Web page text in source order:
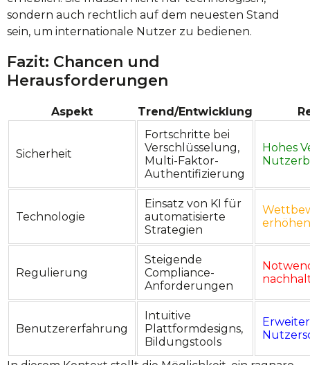
sondern auch rechtlich auf dem neuesten Stand
sein, um internationale Nutzer zu bedienen.
Fazit: Chancen und
Herausforderungen
Aspekt Trend/Entwicklung
Sicherheit
Fortschritte bei
Verschlüsselung,
Multi-Faktor-
Authentifizierung
Hohes
Technologie
Einsatz von KI für
automatisierte
Strategien
erhöhen
Regulierung
Steigende
Compliance-
Anforderungen
Benutzererfahrung
Intuitive
Plattformdesigns,
Bildungstools